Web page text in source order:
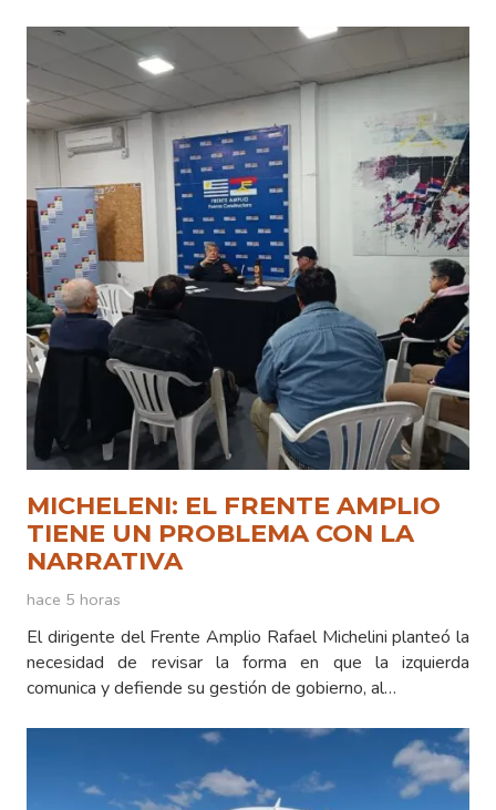
MICHELENI: EL FRENTE AMPLIO
TIENE UN PROBLEMA CON LA
NARRATIVA
hace 5 horas
El dirigente del Frente Amplio Rafael Michelini planteó la
necesidad de revisar la forma en que la izquierda
comunica y defiende su gestión de gobierno, al…